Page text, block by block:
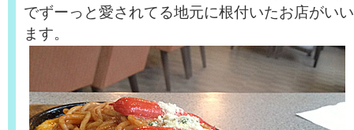
でずーっと愛されてる地元に根付いたお店がい
ます。